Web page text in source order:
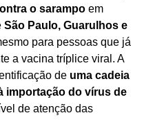
SANITÁRIO
ARGENTINA
CEPA ANDES
VIRAL
ECDC
o sarampoem
São Paulo, Guarulhos e
para pessoas que já
a vacina tríplice viral. A
de uma cadeia
importação do vírus de
de atenção das